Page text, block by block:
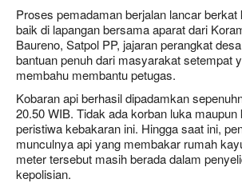
Proses pemadaman berjalan lancar
baik di lapangan bersama aparat dari
Baureno, Satpol PP, jajaran perangkat
bantuan penuh dari masyarakat setempat
membahu membantu petugas.
Kobaran api berhasil dipadamkan
20.50 WIB. Tidak ada korban luka maupun
peristiwa kebakaran ini. Hingga saat ini,
munculnya api yang membakar rumah
meter tersebut masih berada dalam
kepolisian.